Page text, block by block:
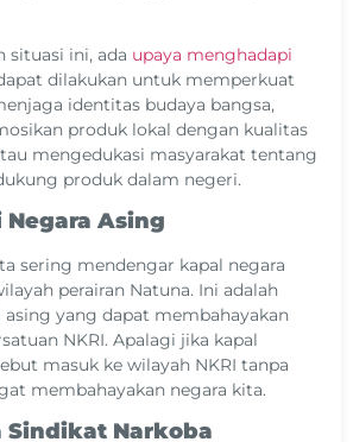
situasi ini, ada upaya menghadapi
dilakukan untuk memperkuat
identitas budaya bangsa,
produk lokal dengan kualitas
mengedukasi masyarakat tentang
produk dalam negeri.
Asing
sering mendengar kapal negara
perairan Natuna. Ini adalah
yang dapat membahayakan
NKRI. Apalagi jika kapal
masuk ke wilayah NKRI tanpa
membahayakan negara kita.
Sindikat Narkoba